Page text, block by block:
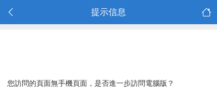
提示信息
您訪問的頁面無手機頁面，是否進一步訪問電腦版？